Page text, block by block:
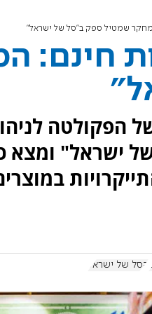
שמטיל ספק ב"סל של ישראל"
חינם:
הפקולטה
ישראל" ומצא
הסל של ישראל